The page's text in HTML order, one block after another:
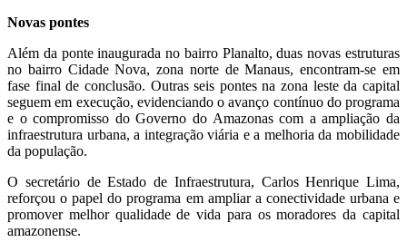
Novas pontes
Além da ponte inaugurada no bairro Planalto, duas novas estruturas
no bairro Cidade Nova, zona norte de Manaus, encontram-se em
fase final de conclusão. Outras seis pontes na zona leste da capital
seguem em execução, evidenciando o avanço contínuo do programa
e o compromisso do Governo do Amazonas com a ampliação da
infraestrutura urbana, a integração viária e a melhoria da mobilidade
da população.
O secretário de Estado de Infraestrutura, Carlos Henrique Lima,
reforçou o papel do programa em ampliar a conectividade urbana e
promover melhor qualidade de vida para os moradores da capital
amazonense.